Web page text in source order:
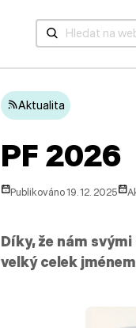
Aktualita
PF 2026
Publikováno 19. 12. 2025
Díky, že nám
velký celek